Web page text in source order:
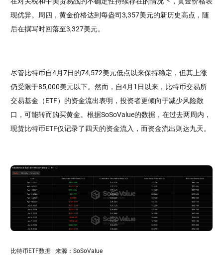
现优异。周四，黄金价格达到每盎司3,357美元的新历史高点，随
后在撰写时回落至3,327美元。
尽管比特币自4月7日的74,572美元低点以来保持稳定，但其上涨
仍受限于85,000美元以下。然而，自4月1日以来，比特币交易所
交易基金（ETF）的资金流出表明，投资者更倾向于减少风险敞
口，可能转而购买黄金。根据SoSoValue的数据，在过去两周内，
现货比特币ETF仅记录了四天的资金流入，而资金流出则达九天。
比特币ETF数据 | 来源：SoSoValue